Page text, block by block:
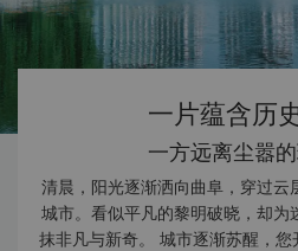
一片蕴含历
一方远离尘嚣
清晨，阳光逐渐洒向曲阜，穿过云
城市。看似平凡的黎明破晓，却为
抹非凡与新奇。 城市逐渐苏醒，